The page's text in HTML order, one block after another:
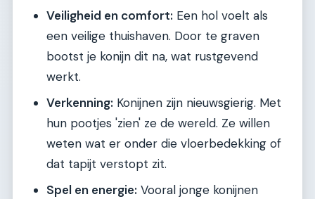
Veiligheid en comfort: Een hol voelt als
een veilige thuishaven. Door te graven
bootst je konijn dit na, wat rustgevend
werkt.
Verkenning: Konijnen zijn nieuwsgierig. Met
hun pootjes 'zien' ze de wereld. Ze willen
weten wat er onder die vloerbedekking of
dat tapijt verstopt zit.
Spel en energie: Vooral jonge konijnen